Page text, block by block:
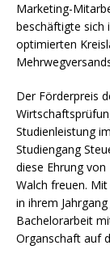
Marketing-
beschäftigte sich
optimierten
Der Förderpreis
Studienleistung
Studiengang
diese Ehrung
Walch freuen.
in ihrem
Bachelorarbeit
Organschaft auf